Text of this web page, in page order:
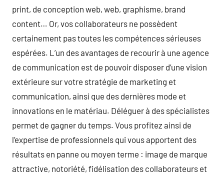
print, de conception web, web, graphisme, brand
content… Or, vos collaborateurs ne possèdent
certainement pas toutes les compétences sérieuses
espérées. L’un des avantages de recourir à une agence
de communication est de pouvoir disposer d’une vision
extérieure sur votre stratégie de marketing et
communication, ainsi que des dernières mode et
innovations en le matériau. Déléguer à des spécialistes
permet de gagner du temps. Vous profitez ainsi de
l’expertise de professionnels qui vous apportent des
résultats en panne ou moyen terme : image de marque
attractive, notoriété, fidélisation des collaborateurs et